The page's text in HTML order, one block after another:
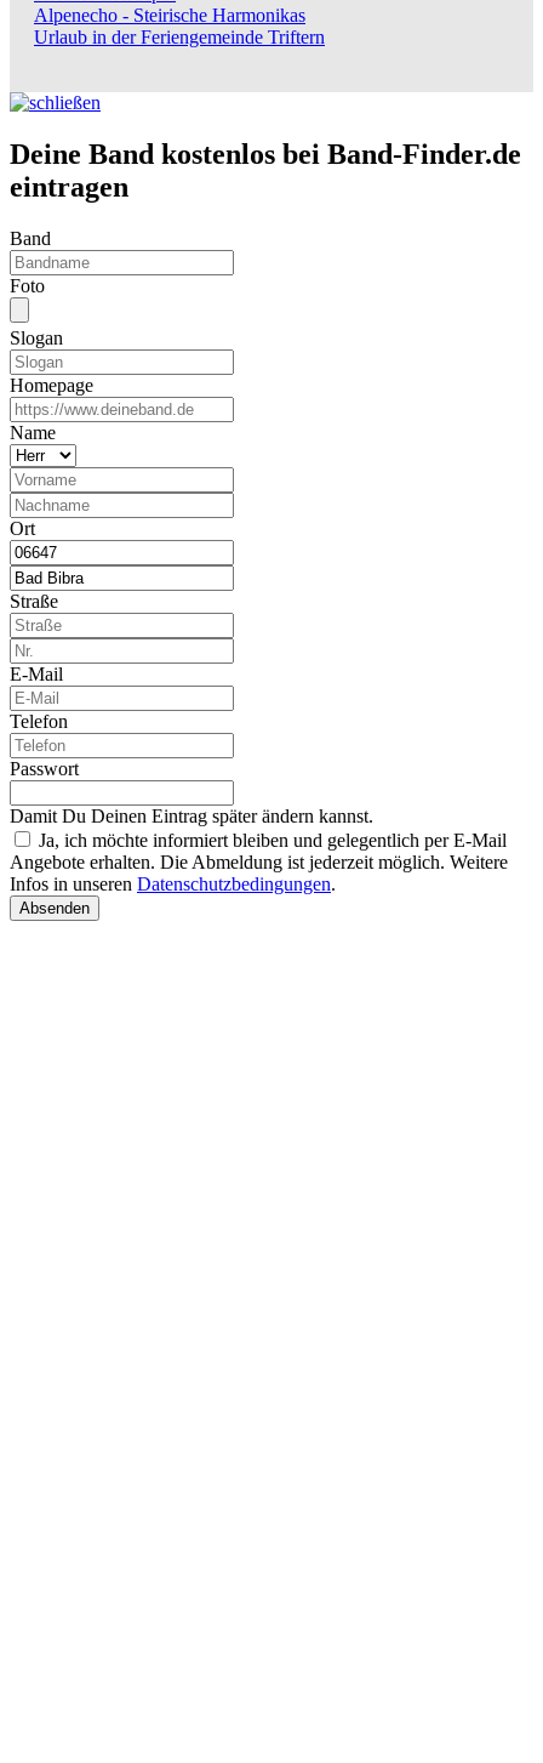
Alpenecho - Steirische Harmonikas
Urlaub in der Feriengemeinde Triftern
Deine Band kostenlos bei Band-Finder.de
eintragen
Band
Foto
Slogan
Homepage
Name
Ort
Straße
E-Mail
Telefon
Passwort
Damit Du Deinen Eintrag später ändern kannst.
Ja, ich möchte informiert bleiben und gelegentlich per E-Mail
Angebote erhalten. Die Abmeldung ist jederzeit möglich. Weitere
Infos in unseren Datenschutzbedingungen.
Absenden